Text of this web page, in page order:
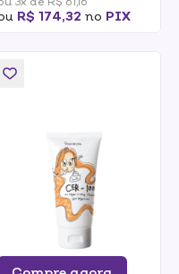
R$ 174,32 no PIX